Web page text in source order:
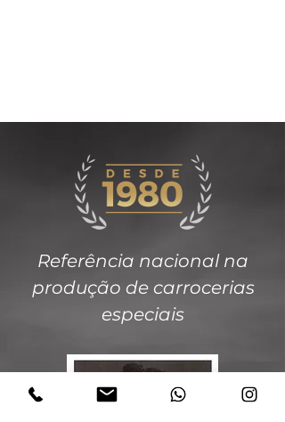
Referência nacional na
produção de carrocerias
especiais